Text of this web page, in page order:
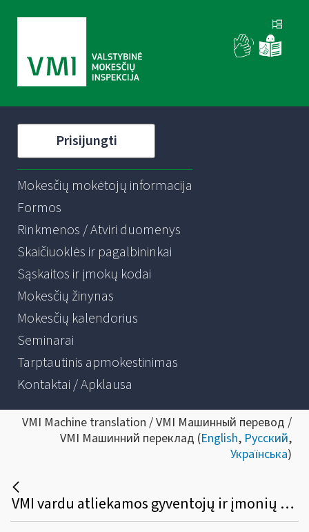
Prisijungti
Mokesčių mokėtojų informacija
Formos
Rinkmenos / Atviri duomenys
Skaičiuoklės ir pagalbininkai
Sąskaitos ir įmokų kodai
Mokesčių žinynas
Mokesčių kalendorius
Seminarai
Tarptautinis apmokestinimas
Kontaktai / Apklausa
VMI Machine translation / VMI Машинный перевод /
VMI Машинний переклад (English, Русский,
Українська)
VMI vardu atliekamos gyventojų ir įmonių nuomonės apklausos